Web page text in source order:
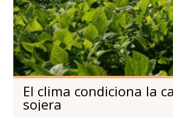
El clima condiciona la
sojera